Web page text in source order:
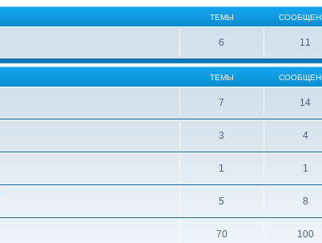
ТЕМЫ
6 11
ТЕМЫ
7 14
3 4
1 1
5 8
70 100